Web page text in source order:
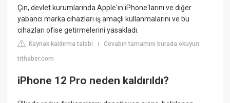
Çin, devlet kurumlarında Apple'ın iPhone'larını ve diğer
yabancı marka cihazları iş amaçlı kullanmalarını ve bu
cihazları ofise getirmelerini yasakladı.
Kaynak kaldırma talebi |Cevabın tamamını burada okuyun:
trthaber.com
iPhone 12 Pro neden kaldırıldı?